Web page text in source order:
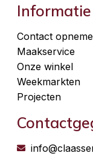
Informatie
Contact
Maakservice
Onze winkel
Weekmarkten
Projecten